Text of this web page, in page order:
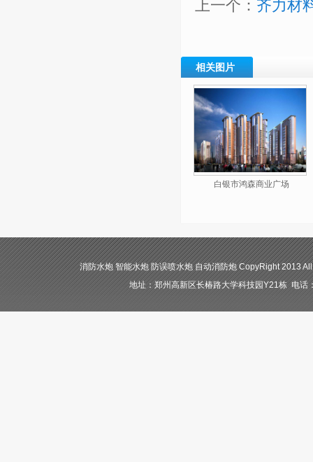
上一个： 齐力材
相关图片
白银市鸿森商业广场
消防水炮 智能水炮 防误喷水炮 自动消防炮 CopyRight 2013
地址：郑州高新区长椿路大学科技园Y21栋 电